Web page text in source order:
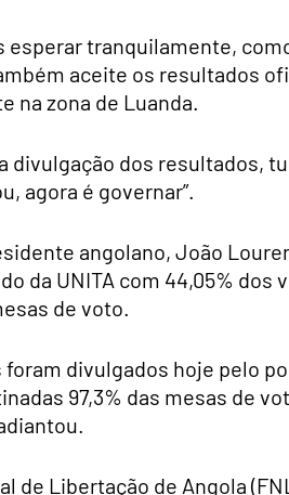
esperar tranquilamente,
aceite os resultados
na zona de Luanda.
divulgação dos resultados,
agora é governar”.
angolano, João
da UNITA com 44,05%
de voto.
divulgados hoje pelo
97,3% das mesas de
de Libertação de Angola